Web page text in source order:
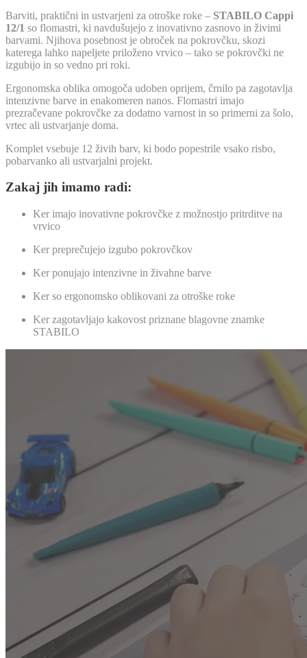
Barviti, praktični in ustvarjeni za otroške roke – STABILO Cappi
12/1 so flomastri, ki navdušujejo z inovativno zasnovo in živimi
barvami. Njihova posebnost je obroček na pokrovčku, skozi
katerega lahko napeljete priloženo vrvico – tako se pokrovčki ne
izgubijo in so vedno pri roki.
Ergonomska oblika omogoča udoben oprijem, črnilo pa zagotavlja
intenzivne barve in enakomeren nanos. Flomastri imajo
prezračevane pokrovčke za dodatno varnost in so primerni za šolo,
vrtec ali ustvarjanje doma.
Komplet vsebuje 12 živih barv, ki bodo popestrile vsako risbo,
pobarvanko ali ustvarjalni projekt.
Zakaj jih imamo radi:
Ker imajo inovativne pokrovčke z možnostjo pritrditve na
vrvico
Ker preprečujejo izgubo pokrovčkov
Ker ponujajo intenzivne in živahne barve
Ker so ergonomsko oblikovani za otroške roke
Ker zagotavljajo kakovost priznane blagovne znamke
STABILO